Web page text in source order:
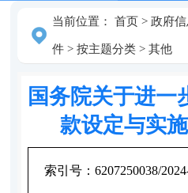
当前位置： 首页> 政府
件> 按主题分类> 其他
国务院关于进一
款设定与实
索引号： 6207250038/